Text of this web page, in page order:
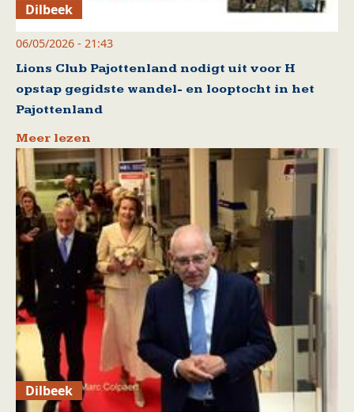
Dilbeek
06/05/2026 - 21:43
Lions Club Pajottenland nodigt uit voor H
opstap gegidste wandel- en looptocht in het
Pajottenland
Meer lezen
Dilbeek